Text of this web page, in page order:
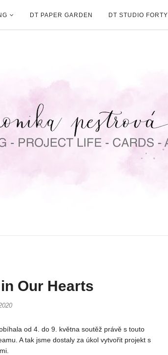
DT PAPER GARDEN DT STUDIO FORTY
Our Hearts
od 4. do 9. května soutěž právě s touto
A tak jsme dostaly za úkol vytvořit projekt s